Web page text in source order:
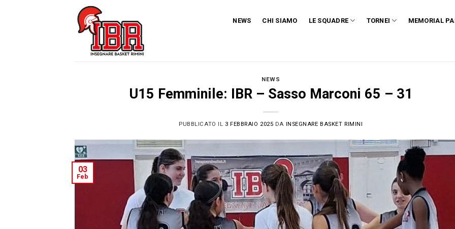
NEWS CHI SIAMO LE SQUADRE TORNEI MEMORIAL
NEWS
U15 Femminile: IBR – Sasso Marconi 65 – 31
PUBBLICATO IL 3 FEBBRAIO 2025 DA INSEGNARE BASKET RIMINI
03
Feb